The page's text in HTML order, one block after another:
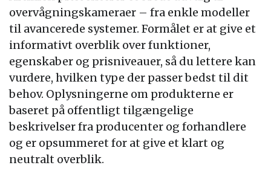
overvågningskameraer – fra enkle modeller
til avancerede systemer. Formålet er at give et
informativt overblik over funktioner,
egenskaber og prisniveauer, så du lettere kan
vurdere, hvilken type der passer bedst til dit
behov. Oplysningerne om produkterne er
baseret på offentligt tilgængelige
beskrivelser fra producenter og forhandlere
og er opsummeret for at give et klart og
neutralt overblik.